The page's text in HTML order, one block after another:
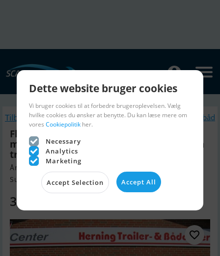
Tilbage Lignende Motorbåd
Fletcher Bravo Arrowstreak 17 Classic
m/Mercury 100 hk ELPTO og Indespension
trailer - NU NEDSAT KR. 10.000,- !
Årgang 1994, Motorbåd til salg
Sunds, Danmark
39.900 DKK
Dette website bruger cookies
Vi bruger cookies til at forbedre brugeroplevelsen. Vælg
hvilke cookies du ønsker at benytte. Du kan læse mere om
vores Cookiepolitik her.
Necessary
Analytics
Marketing
Accept Selection Accept All